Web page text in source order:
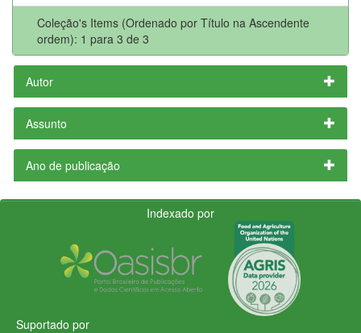
Coleção's Items (Ordenado por Título na Ascendente
ordem): 1 para 3 de 3
Autor
Assunto
Ano de publicação
Indexado por
Suportado por